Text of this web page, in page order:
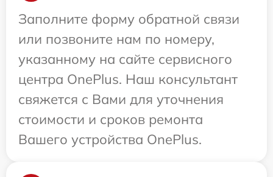
Заполните форму обратной связи
или позвоните нам по номеру,
указанному на сайте сервисного
центра OnePlus. Наш консультант
свяжется с Вами для уточнения
стоимости и сроков ремонта
Вашего устройства OnePlus.